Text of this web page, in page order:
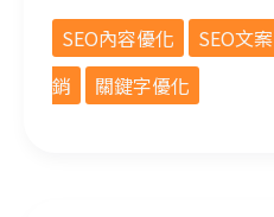
SEO內容優化
SEO文案
銷
關鍵字優化